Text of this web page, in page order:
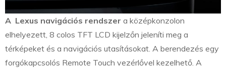
A Lexus navigációs rendszer a középkonzolon
elhelyezett, 8 colos TFT LCD kijelzőn jeleníti meg a
térképeket és a navigációs utasításokat. A berendezés egy
forgókapcsolós Remote Touch vezérlővel kezelhető. A